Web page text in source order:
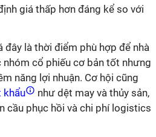
giá thấp hơn đáng kể so với
đây là thời điểm phù hợp để nhà
cổ phiếu cơ bản tốt nhưng
năng lợi nhuận. Cơ hội cũng
khẩu
như dệt may và thủy sản,
cầu phục hồi và chi phí logistics